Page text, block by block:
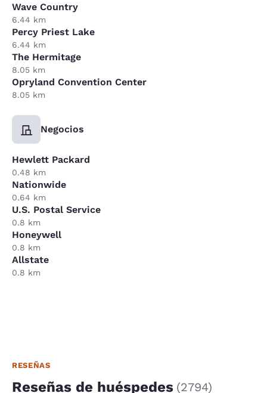
Wave Country
6.44 km
Percy Priest Lake
6.44 km
The Hermitage
8.05 km
Opryland Convention Center
8.05 km
Negocios
Hewlett Packard
0.48 km
Nationwide
0.64 km
U.S. Postal Service
0.8 km
Honeywell
0.8 km
Allstate
0.8 km
RESEÑAS
Reseñas de huéspedes (2794)